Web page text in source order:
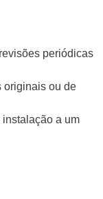
periódicas
originais ou de
instalação a um